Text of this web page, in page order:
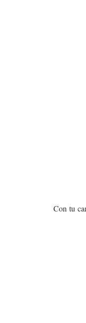
Con tu